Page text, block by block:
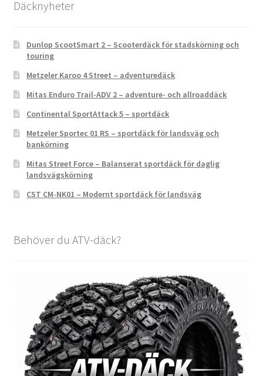
Däcknyheter
Dunlop ScootSmart 2 – Scooterdäck för stadskörning och
touring
Metzeler Karoo 4 Street – adventuredäck
Mitas Enduro Trail-ADV 2 – adventure- och allroaddäck
Continental SportAttack 5 – sportdäck
Metzeler Sportec 01 RS – sportdäck för landsväg och
bankörning
Mitas Street Force – Balanserat sportdäck för daglig
landsvägskörning
CST CM-NK01 – Modernt sportdäck för landsväg
Behöver du ATV-däck?